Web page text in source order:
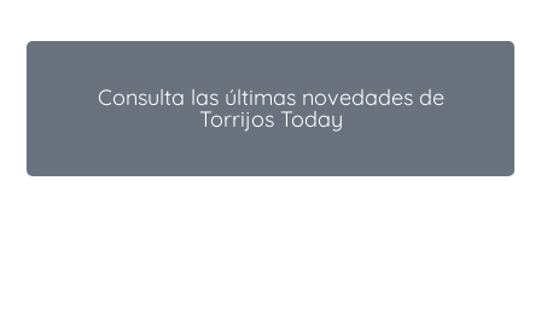
Consulta las últimas novedades de
Torrijos Today